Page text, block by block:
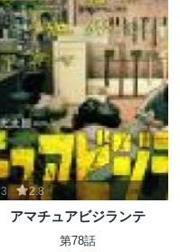
3 2.8
アマチュアビジランテ
第78話